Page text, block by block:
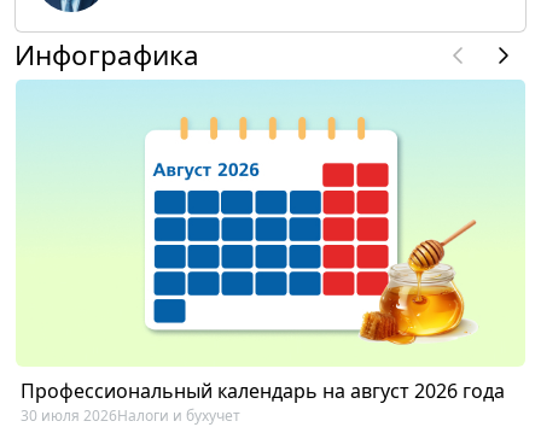
Инфографика
Профессиональный календарь на август 2026 года
30 июля 2026Налоги и бухучет